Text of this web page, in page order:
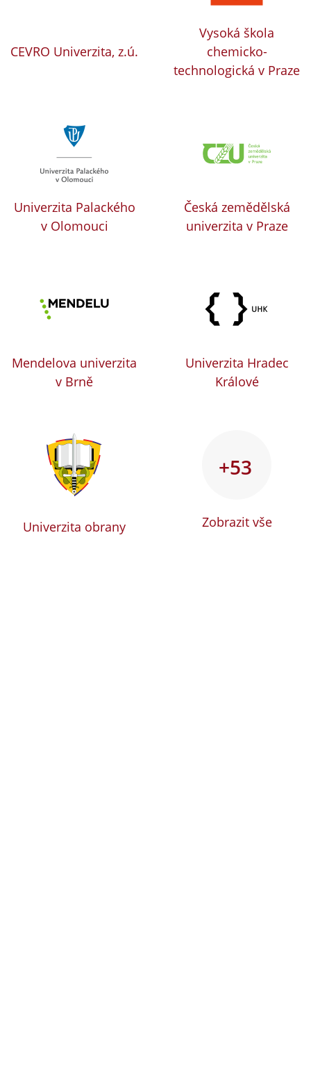
CEVRO Univerzita, z.ú.
Vysoká škola
chemicko-
technologická v Praze
Univerzita Palackého
v Olomouci
Česká zemědělská
univerzita v Praze
Mendelova univerzita
v Brně
Univerzita Hradec
Králové
Univerzita obrany
+53
Zobrazit vše